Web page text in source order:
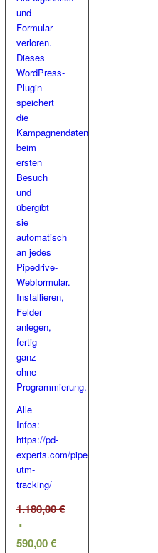
und
Formular
verloren.
Dieses
WordPress-
Plugin
speichert
die
Kampagnendaten
beim
ersten
Besuch
und
übergibt
sie
automatisch
an jedes
Pipedrive-
Webformular.
Installieren,
Felder
anlegen,
fertig –
ganz
ohne
Programmierung.
Alle
Infos:
https://pd-
experts.com/pipedrive-
utm-
tracking/
1.180,00€
Ursprünglicher
Preis
590,00€